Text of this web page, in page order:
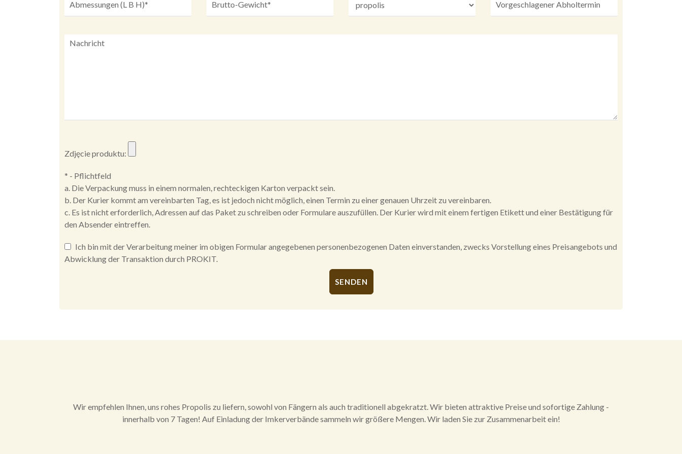
Zdjęcie produktu:
* - Pflichtfeld
a. Die Verpackung muss in einem normalen, rechteckigen Karton verpackt sein.
b. Der Kurier kommt am vereinbarten Tag, es ist jedoch nicht möglich, einen Termin zu einer genauen Uhrzeit zu vereinbaren.
c. Es ist nicht erforderlich, Adressen auf das Paket zu schreiben oder Formulare auszufüllen. Der Kurier wird mit einem fertigen Etikett und einer Bestätigung für
den Absender eintreffen.
Ich bin mit der Verarbeitung meiner im obigen Formular angegebenen personenbezogenen Daten einverstanden, zwecks Vorstellung eines Preisangebots und
Abwicklung der Transaktion durch PROKIT.
Alternative:
Wir empfehlen Ihnen, uns rohes Propolis zu liefern, sowohl von Fängern als auch traditionell abgekratzt. Wir bieten attraktive Preise und sofortige Zahlung -
innerhalb von 7 Tagen! Auf Einladung der Imkerverbände sammeln wir größere Mengen. Wir laden Sie zur Zusammenarbeit ein!